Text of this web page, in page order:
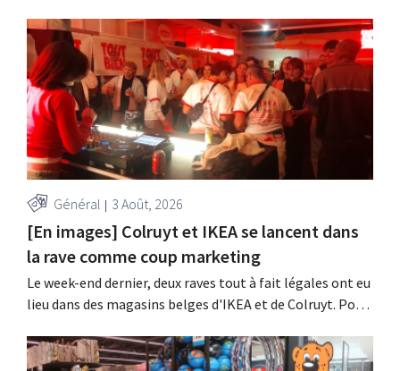
Général 3 Août, 2026
[En images] Colruyt et IKEA se lancent dans
la rave comme coup marketing
Le week-end dernier, deux raves tout à fait légales ont eu
lieu dans des magasins belges d'IKEA et de Colruyt. Pour
points auprès d'un public plus jeune.